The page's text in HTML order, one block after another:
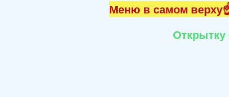
Меню в самом
Открытку